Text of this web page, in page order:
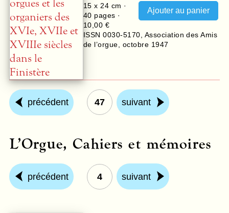
15 x 24 cm ·
40 pages ·
10,00 €
ISSN 0030-5170 Association des Amis
de l’orgue
octobre 1947
précédent 47 suivant
L’Orgue, Cahiers et mémoires
précédent 4 suivant